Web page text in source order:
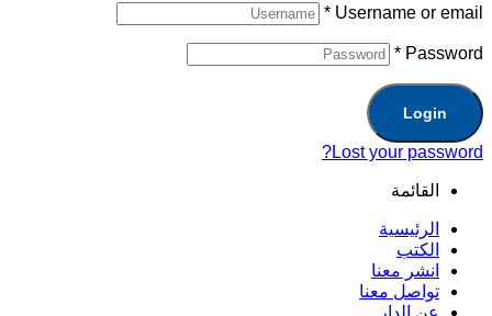
Username or email
*
Password
*
Login
Lost your password?
القائمة
الرئيسية
الكتب
انشر معنا
تواصل معنا
عن الدار